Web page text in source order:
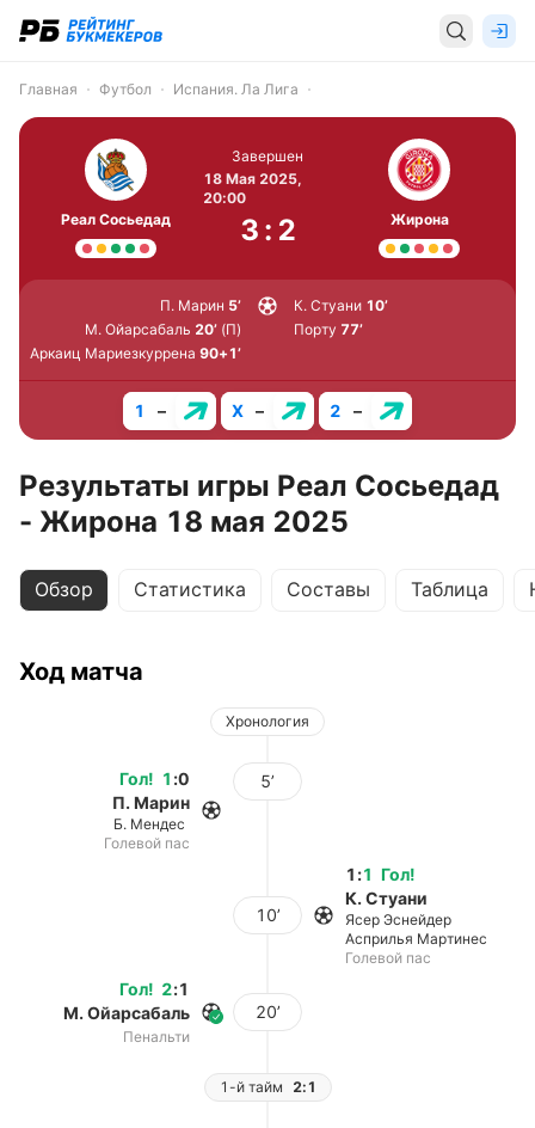
Главная Футбол Испания. Ла Лига
Реал Сосьедад
Завершен
18 Мая 2025,
20:00
3 : 2 Жирона
П. Марин 5’
М. Ойарсабаль 20’ (П)
Аркаиц Мариезкуррена 90+1’
К. Стуани 10’
Порту 77’
1 – X – 2 –
Результаты игры Реал Сосьедад
- Жирона 18 мая 2025
Обзор Статистика Составы Таблица
Ход матча
Хронология
Гол! 1 :0
П. Марин
Б. Мендес
Голевой пас
5’
10’
Гол!
1 :1
К. Стуани
Ясер Эснейдер
Асприлья Мартинес
Голевой пас
Гол! 2:1
М. Ойарсабаль
Пенальти
20’
1-й тайм 2:1